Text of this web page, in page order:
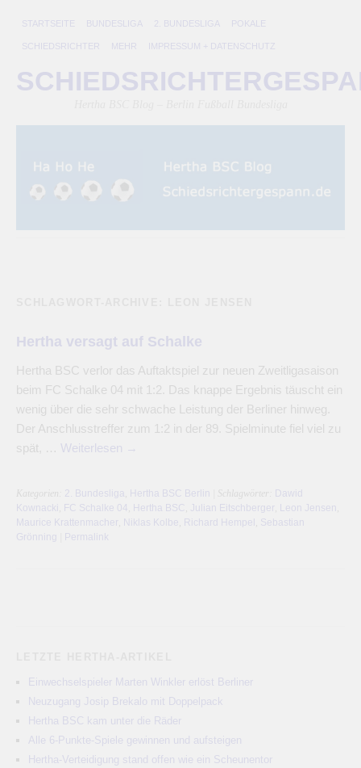
STARTSEITE BUNDESLIGA 2. BUNDESLIGA POKALE
SCHIEDSRICHTER MEHR IMPRESSUM + DATENSCHUTZ
Hertha versagt auf Schalke
Hertha BSC verlor das Auftaktspiel zur neuen Zweitligasaison
beim FC Schalke 04 mit 1:2. Das knappe Ergebnis täuscht ein
wenig über die sehr schwache Leistung der Berliner hinweg.
Der Anschlusstreffer zum 1:2 in der 89. Spielminute fiel viel zu
spät, … Weiterlesen →
Kategorien: 2. Bundesliga Hertha BSC Berlin | Schlagwörter: Dawid
Kownacki
FC Schalke 04 Hertha BSC Julian Eitschberger Leon Jensen
Maurice Krattenmacher
Niklas Kolbe Richard Hempel
Sebastian
Grönning
Permalink
Einwechselspieler Marten Winkler erlöst Berliner
Neuzugang Josip Brekalo mit Doppelpack
Hertha BSC kam unter die Räder
Alle 6-Punkte-Spiele gewinnen und aufsteigen
Hertha-Verteidigung stand offen wie ein Scheunentor